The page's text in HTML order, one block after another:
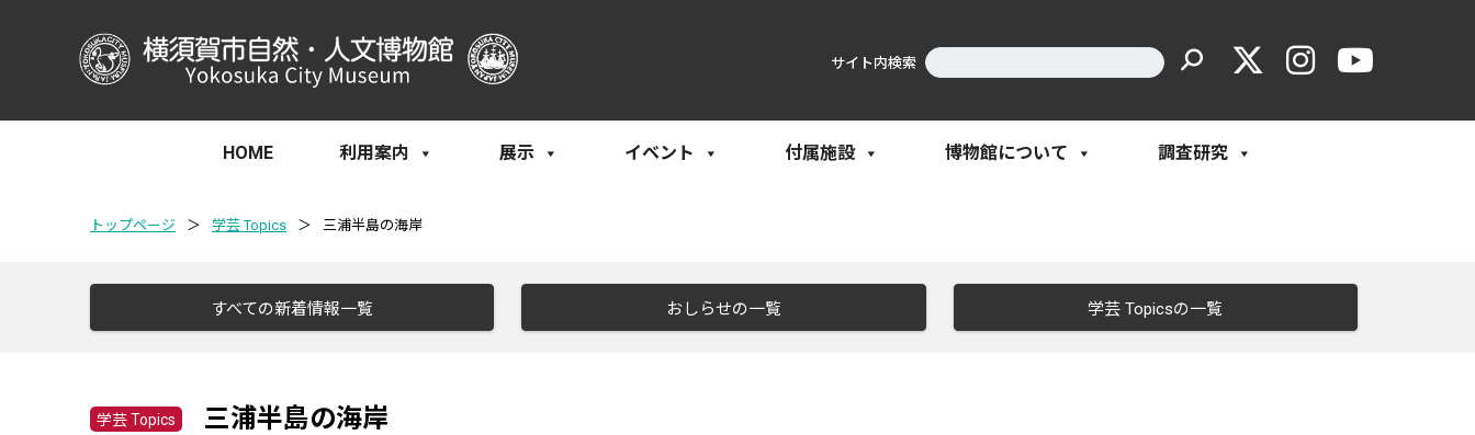
サイト内検索
HOME 利用案内 展示 イベント 付属施設 博物館について 調査研究
トップページ ＞ 学芸 Topics ＞ 三浦半島の海岸
すべての新着情報一覧 おしらせの一覧 学芸 Topicsの一覧
学芸 Topics 三浦半島の海岸